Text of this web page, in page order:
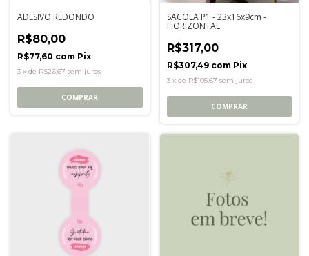
ADESIVO REDONDO
R$80,00
R$77,60 com Pix
3 x de R$26,67 sem juros
COMPRAR
SACOLA P1 - 23x16x9cm -
HORIZONTAL
R$317,00
R$307,49 com Pix
3 x de R$105,67 sem juros
COMPRAR